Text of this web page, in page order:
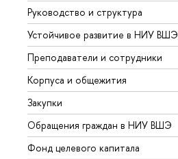
Руководство и структура
Устойчивое развитие в НИУ ВШЭ
Преподаватели и сотрудники
Корпуса и общежития
Закупки
Обращения граждан в НИУ ВШЭ
Фонд целевого капитала